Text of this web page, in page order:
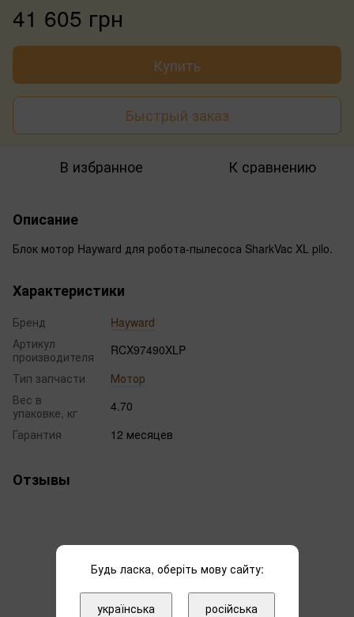
41 605 грн
Купить
Быстрый заказ
В избранное К сравнению
Описание
Блок мотор Hayward для робота-пылесоса SharkVac XL pilo.
Характеристики
Бренд
Hayward
Артикул
производителя
RCX97490XLP
Тип запчасти
Мотор
Вес в
упаковке, кг
4.70
Гарантия
12 месяцев
Отзывы
Добавьте первый отзыв
Будь ласка, оберіть мову сайту:
українська російська